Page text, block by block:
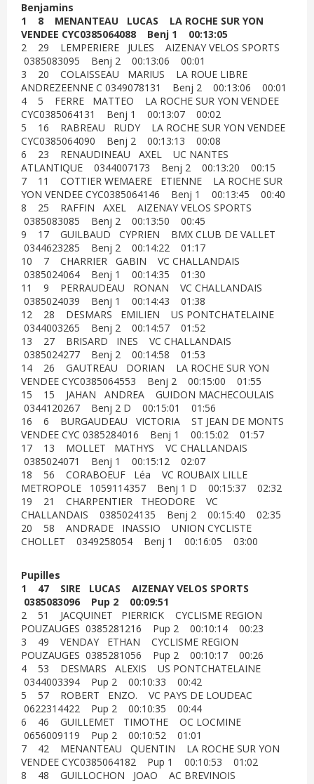
Benjamins
1 8 MENANTEAU LUCAS LA ROCHE SUR YON
VENDEE CYC0385064088 Benj 1 00:13:05
2 29 LEMPERIERE JULES AIZENAY VELOS SPORTS
0385083095 Benj 2 00:13:06 00:01
3 20 COLAISSEAU MARIUS LA ROUE LIBRE
ANDREZEENNE C 0349078131 Benj 2 00:13:06 00:01
4 5 FERRE MATTEO LA ROCHE SUR YON VENDEE
CYC0385064131 Benj 1 00:13:07 00:02
5 16 RABREAU RUDY LA ROCHE SUR YON VENDEE
CYC0385064090 Benj 2 00:13:13 00:08
6 23 RENAUDINEAU AXEL UC NANTES
ATLANTIQUE 0344007173 Benj 2 00:13:20 00:15
7 11 COTTIER WEMAERE ETIENNE LA ROCHE SUR
YON VENDEE CYC0385064146 Benj 1 00:13:45 00:40
8 25 RAFFIN AXEL AIZENAY VELOS SPORTS
0385083085 Benj 2 00:13:50 00:45
9 17 GUILBAUD CYPRIEN BMX CLUB DE VALLET
0344623285 Benj 2 00:14:22 01:17
10 7 CHARRIER GABIN VC CHALLANDAIS
0385024064 Benj 1 00:14:35 01:30
11 9 PERRAUDEAU RONAN VC CHALLANDAIS
0385024039 Benj 1 00:14:43 01:38
12 28 DESMARS EMILIEN US PONTCHATELAINE
0344003265 Benj 2 00:14:57 01:52
13 27 BRISARD INES VC CHALLANDAIS
0385024277 Benj 2 00:14:58 01:53
14 26 GAUTREAU DORIAN LA ROCHE SUR YON
VENDEE CYC0385064553 Benj 2 00:15:00 01:55
15 15 JAHAN ANDREA GUIDON MACHECOULAIS
0344120267 Benj 2 D 00:15:01 01:56
16 6 BURGAUDEAU VICTORIA ST JEAN DE MONTS
VENDEE CYC 0385284016 Benj 1 00:15:02 01:57
17 13 MOLLET MATHYS VC CHALLANDAIS
0385024071 Benj 1 00:15:12 02:07
18 56 CORABOEUF Léa VC ROUBAIX LILLE
METROPOLE 1059114357 Benj 1 D 00:15:37 02:32
19 21 CHARPENTIER THEODORE VC
CHALLANDAIS 0385024135 Benj 2 00:15:40 02:35
20 58 ANDRADE INASSIO UNION CYCLISTE
CHOLLET 0349258054 Benj 1 00:16:05 03:00
Pupilles
1 47 SIRE LUCAS AIZENAY VELOS SPORTS
0385083096 Pup 2 00:09:51
2 51 JACQUINET PIERRICK CYCLISME REGION
POUZAUGES 0385281216 Pup 2 00:10:14 00:23
3 49 VENDAY ETHAN CYCLISME REGION
POUZAUGES 0385281056 Pup 2 00:10:17 00:26
4 53 DESMARS ALEXIS US PONTCHATELAINE
0344003394 Pup 2 00:10:33 00:42
5 57 ROBERT ENZO. VC PAYS DE LOUDEAC
0622314422 Pup 2 00:10:35 00:44
6 46 GUILLEMET TIMOTHE OC LOCMINE
0656009119 Pup 2 00:10:52 01:01
7 42 MENANTEAU QUENTIN LA ROCHE SUR YON
VENDEE CYC0385064182 Pup 1 00:10:53 01:02
8 48 GUILLOCHON JOAO AC BREVINOIS